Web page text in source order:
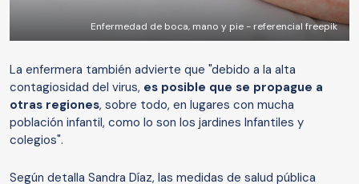
Enfermedad de boca, mano y pie - referencial freepik
La enfermera también advierte que "debido a la alta
contagiosidad del virus, es posible que se propague a
otras regiones, sobre todo, en lugares con mucha
población infantil, como lo son los jardines Infantiles y
colegios".
Según detalla Sandra Díaz, las medidas de salud pública